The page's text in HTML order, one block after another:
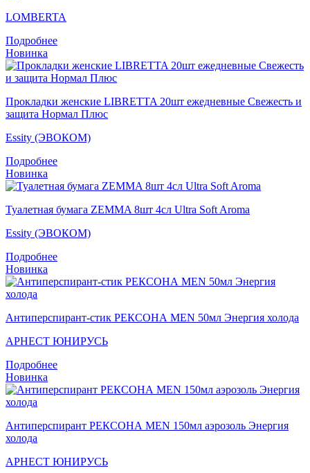
LOMBERTA
Подробнее
Новинка
Прокладки женские LIBRETTA 20шт ежедневные Свежесть и
защита Нормал Плюс
Essity (ЭВОКОМ)
Подробнее
Новинка
Туалетная бумага ZEMMA 8шт 4сл Ultra Soft Aroma
Essity (ЭВОКОМ)
Подробнее
Новинка
Антиперспирант-стик РЕКСОНА MEN 50мл Энергия холода
АРНЕСТ ЮНИРУСЬ
Подробнее
Новинка
Антиперспирант РЕКСОНА MEN 150мл аэрозоль Энергия
холода
АРНЕСТ ЮНИРУСЬ